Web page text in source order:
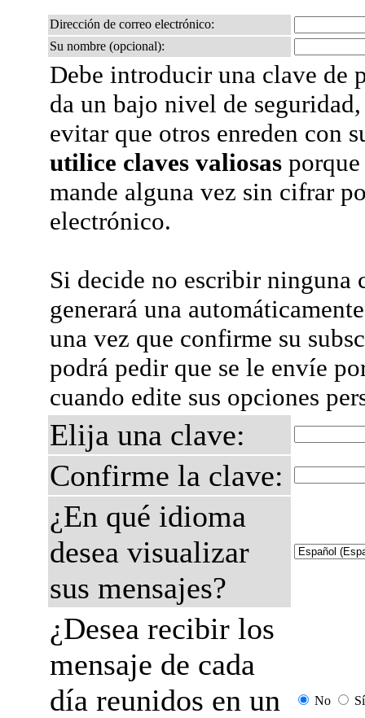
Dirección de correo electrónico:
Su nombre (opcional):
Debe introducir una clave de
da un bajo nivel de
evitar que otros enreden con
utilice claves valiosas
mande alguna vez sin cifrar
electrónico.
Si decide no escribir ninguna
generará una
una vez que confirme su
podrá pedir que se le envíe
cuando edite sus opciones
Elija una clave:
Confirme la clave:
¿En qué idioma
desea visualizar
sus mensajes?
¿Desea recibir los
mensaje de cada
día reunidos en un
No Sí